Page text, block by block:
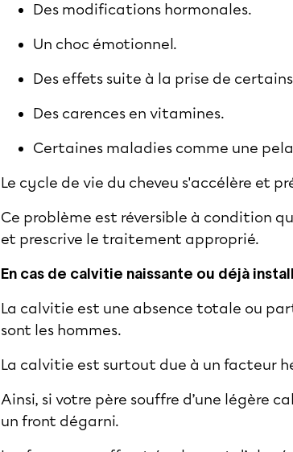
Des modifications hormonales.
Un choc émotionnel.
Des effets suite à la prise de
Des carences en vitamines.
Certaines maladies comme une
Le cycle de vie du cheveu s'accélère et
Ce problème est réversible à condition
et prescrive le traitement approprié.
En cas de calvitie naissante ou déjà
La calvitie est une absence totale ou
sont les hommes.
La calvitie est surtout due à un facteur
Ainsi, si votre père souffre d’une légère
un front dégarni.